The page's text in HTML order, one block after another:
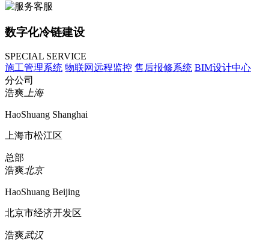
数字化冷链建设
SPECIAL SERVICE
施工管理系统 物联网远程监控 售后报修系统 BIM设计中心
分公司
浩爽上海
HaoShuang Shanghai
上海市松江区
总部
浩爽北京
HaoShuang Beijing
北京市经济开发区
浩爽武汉